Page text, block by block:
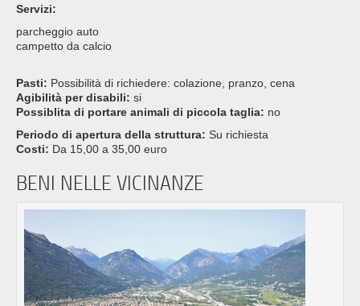
Servizi:
parcheggio auto
campetto da calcio
Pasti: Possibilità di richiedere: colazione, pranzo, cena
Agibilità per disabili: si
Possiblita di portare animali di piccola taglia: no
Periodo di apertura della struttura: Su richiesta
Costi: Da 15,00 a 35,00 euro
BENI NELLE VICINANZE